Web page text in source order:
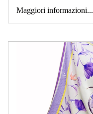
Maggiori informazioni...